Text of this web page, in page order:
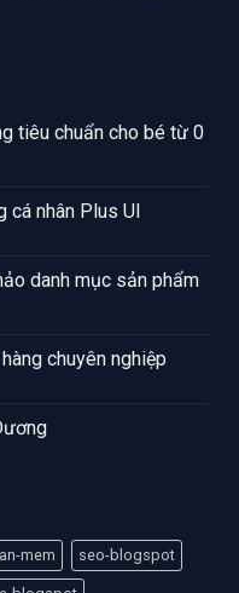
tiêu chuẩn cho bé từ 0
cá nhân Plus UI
danh mục sản phẩm
chuyên nghiệp
mem seo-blogspot